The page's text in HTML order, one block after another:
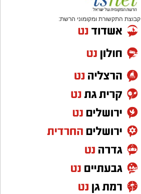
קבוצת התקשורת ומקומוני הרשת: